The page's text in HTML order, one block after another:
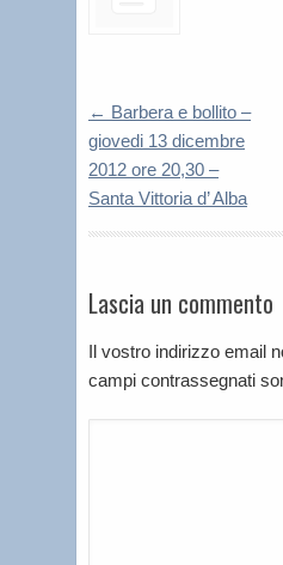
← Barbera e bollito –
giovedi 13 dicembre
2012 ore 20,30 –
Santa Vittoria d’ Alba
Lascia un commento
Il vostro indirizzo email
campi contrassegnati